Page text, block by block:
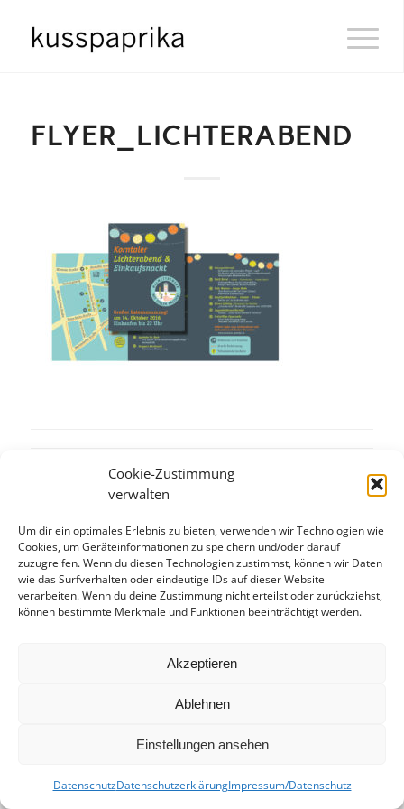
Cookie-Zustimmung
verwalten
Um dir ein optimales Erlebnis zu bieten, verwenden wir Technologien wie
Cookies, um Geräteinformationen zu speichern und/oder darauf
zuzugreifen. Wenn du diesen Technologien zustimmst, können wir Daten
wie das Surfverhalten oder eindeutige IDs auf dieser Website
verarbeiten. Wenn du deine Zustimmung nicht erteilst oder zurückziehst,
können bestimmte Merkmale und Funktionen beeinträchtigt werden.
Akzeptieren
Ablehnen
Einstellungen ansehen
DatenschutzDatenschutzerklärungImpressum/Datenschutz
FLYER_LICHTERABEND
Eintrag teilen
© kusspaprika